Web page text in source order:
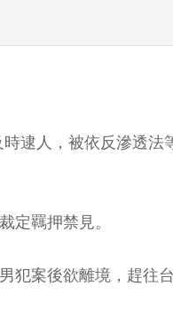
逮人，被依反滲透法
定羈押禁見。
犯案後欲離境，趕往